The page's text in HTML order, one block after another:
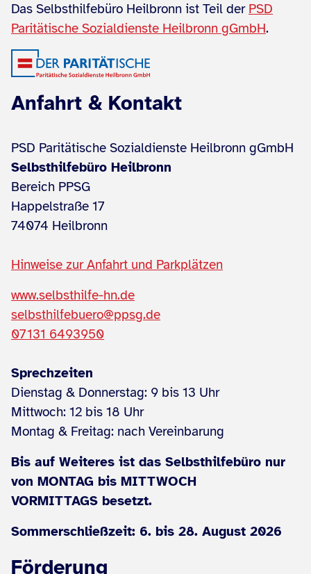
Das Selbsthilfebüro Heilbronn ist Teil der PSD
Paritätische Sozialdienste Heilbronn gGmbH.
Anfahrt & Kontakt
PSD Paritätische Sozialdienste Heilbronn gGmbH
Selbsthilfebüro Heilbronn
Bereich PPSG
Happelstraße 17
74074 Heilbronn
Hinweise zur Anfahrt und Parkplätzen
www.selbsthilfe-hn.de
selbsthilfebuero@ppsg.de
07131 6493950
Sprechzeiten
Dienstag & Donnerstag: 9 bis 13 Uhr
Mittwoch: 12 bis 18 Uhr
Montag & Freitag: nach Vereinbarung
Bis auf Weiteres ist das Selbsthilfebüro nur
von MONTAG bis MITTWOCH
VORMITTAGS besetzt.
Sommerschließzeit: 6. bis 28. August 2026
Förderung